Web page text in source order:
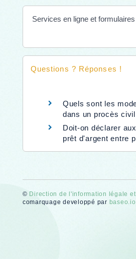
Services en ligne et formulaires
Questions ? Réponses !
Quels sont les
dans un procès
Doit-on déclarer
prêt d'argent entre
© Direction de l'information légale
comarquage developpé par baseo.io